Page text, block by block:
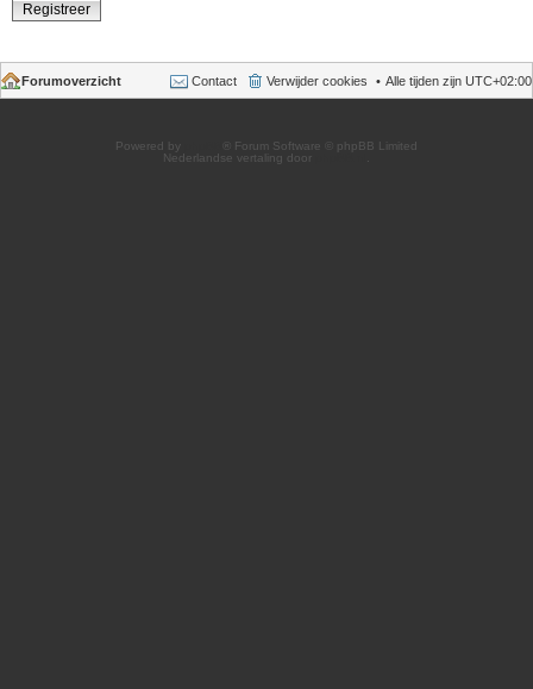
Registreer
Forumoverzicht Alle tijden zijn UTC+02:00
Verwijder cookies
Contact
Powered by
® Forum Software © phpBB Limited
Nederlandse vertaling door